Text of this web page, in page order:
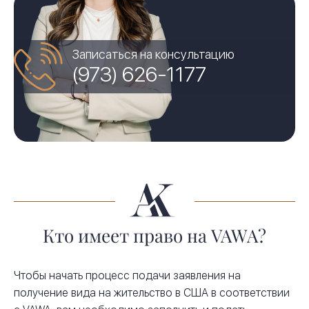
Записаться на консультацию
(973) 626-1177
Кто имеет право на VAWA?
Чтобы начать процесс подачи заявления на
получение вида на жительство в США в соответствии